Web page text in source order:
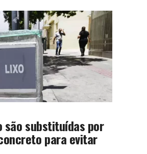
são substituídas por
para evitar